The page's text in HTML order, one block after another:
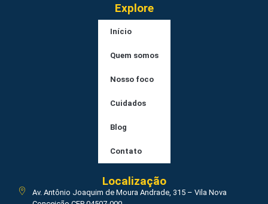
Explore
Início
Quem somos
Nosso foco
Cuidados
Blog
Contato
Localização
Av. Antônio Joaquim de Moura Andrade, 315 – Vila Nova